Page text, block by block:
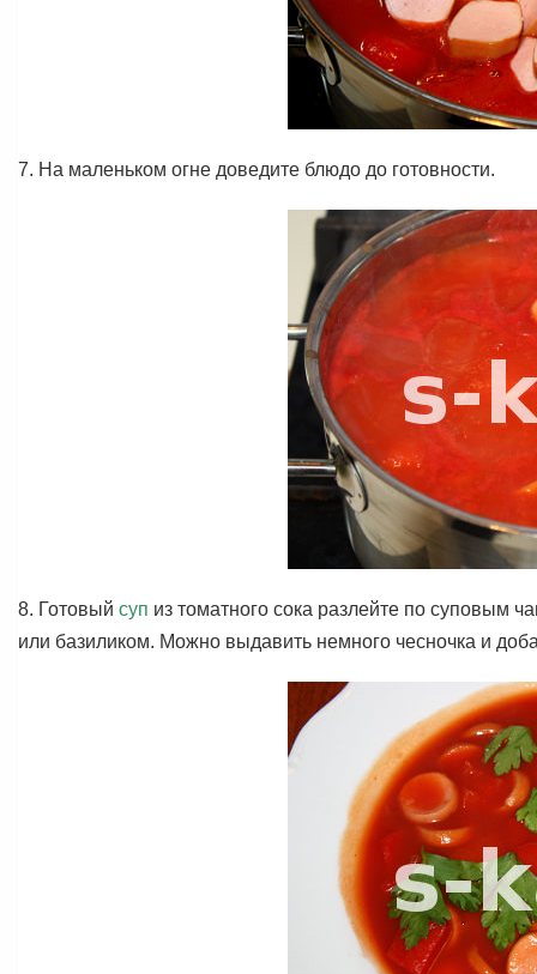
7. На маленьком огне доведите блюдо до готовности.
8. Готовый суп из томатного сока разлейте по суповым
или базиликом. Можно выдавить немного чесночка и